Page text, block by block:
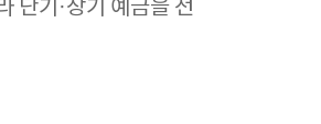
단기·장기 예금을 전